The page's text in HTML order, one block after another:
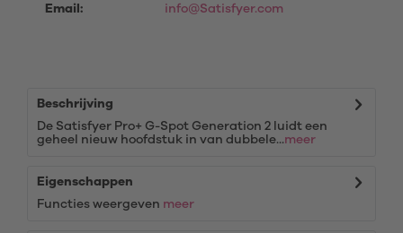
Email:
info@Satisfyer.com
Beschrijving
De Satisfyer Pro+ G-Spot Generation 2 luidt een
geheel nieuw hoofdstuk in van dubbele...meer
Eigenschappen
Functies weergeven meer